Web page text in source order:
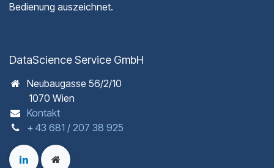
Bedienung auszeichnet.
DataScience Service GmbH
Neubaugasse 56/2/10
1070 Wien
Kontakt
+ 43 681 / 207 38 925